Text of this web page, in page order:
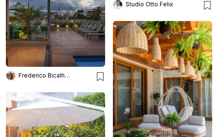
Studio Otto Felix
Frederico Bicalho Arquitetura